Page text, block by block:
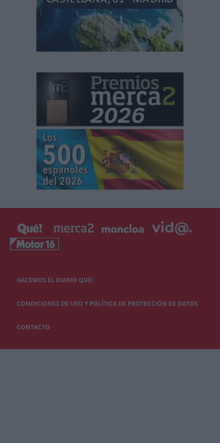
HACEMOS EL DIARIO QUÉ!
CONDICIONES DE USO Y POLÍTICA DE PROTECCIÓN DE DATOS
CONTACTO